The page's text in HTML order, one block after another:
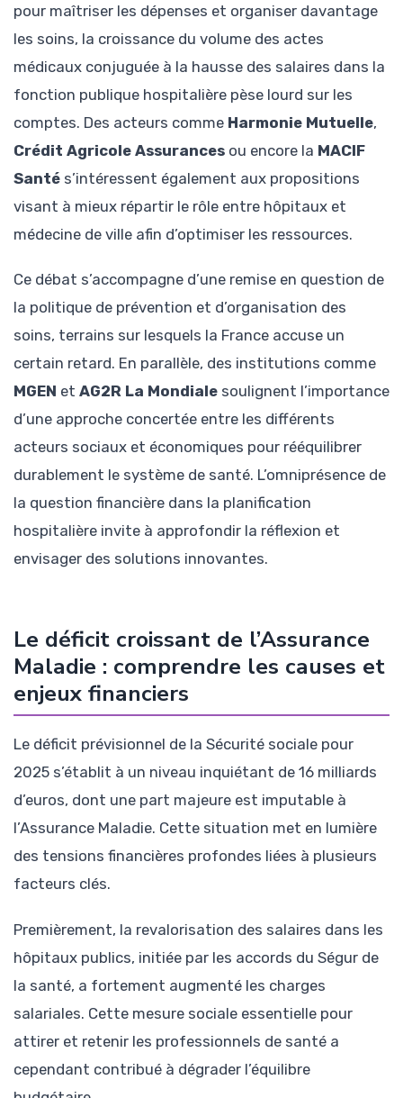
pour maîtriser les dépenses et organiser davantage
les soins, la croissance du volume des actes
médicaux conjuguée à la hausse des salaires dans la
fonction publique hospitalière pèse lourd sur les
comptes. Des acteurs comme Harmonie Mutuelle,
Crédit Agricole Assurances ou encore la MACIF
Santé s’intéressent également aux propositions
visant à mieux répartir le rôle entre hôpitaux et
médecine de ville afin d’optimiser les ressources.
Ce débat s’accompagne d’une remise en question de
la politique de prévention et d’organisation des
soins, terrains sur lesquels la France accuse un
certain retard. En parallèle, des institutions comme
MGEN et AG2R La Mondiale soulignent l’importance
d’une approche concertée entre les différents
acteurs sociaux et économiques pour rééquilibrer
durablement le système de santé. L’omniprésence de
la question financière dans la planification
hospitalière invite à approfondir la réflexion et
envisager des solutions innovantes.
Le déficit croissant de l’Assurance
Maladie : comprendre les causes et
enjeux financiers
Le déficit prévisionnel de la Sécurité sociale pour
2025 s’établit à un niveau inquiétant de 16 milliards
d’euros, dont une part majeure est imputable à
l’Assurance Maladie. Cette situation met en lumière
des tensions financières profondes liées à plusieurs
facteurs clés.
Premièrement, la revalorisation des salaires dans les
hôpitaux publics, initiée par les accords du Ségur de
la santé, a fortement augmenté les charges
salariales. Cette mesure sociale essentielle pour
attirer et retenir les professionnels de santé a
cependant contribué à dégrader l’équilibre